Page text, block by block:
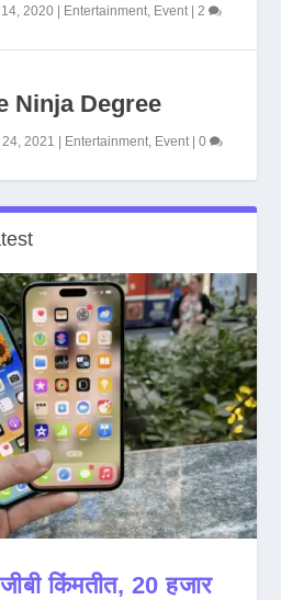
2020 Entertainment, Event|2
Ninja Degree
2021 Entertainment, Event|0
किंमतीत, 20 हजार